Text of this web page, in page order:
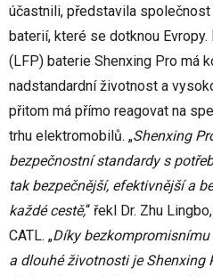
účastnili, představila společnost
baterií, které se dotknou
(LFP) baterie Shenxing Pro má
nadstandardní životnost a
přitom má přímo reagovat na
trhu elektromobilů. „Shenxing
bezpečnostní standardy s
tak bezpečnější, efektivnější a
každé cestě,“ řekl Dr. Zhu
CATL. „Díky
a dlouhé životnosti je Shenxing